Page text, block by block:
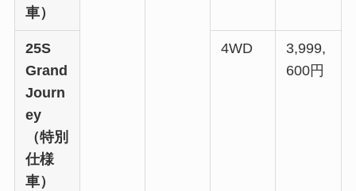
車）
25S
Grand
Journ
ey
（特別
仕様
車）
4WD
3,999,
600円